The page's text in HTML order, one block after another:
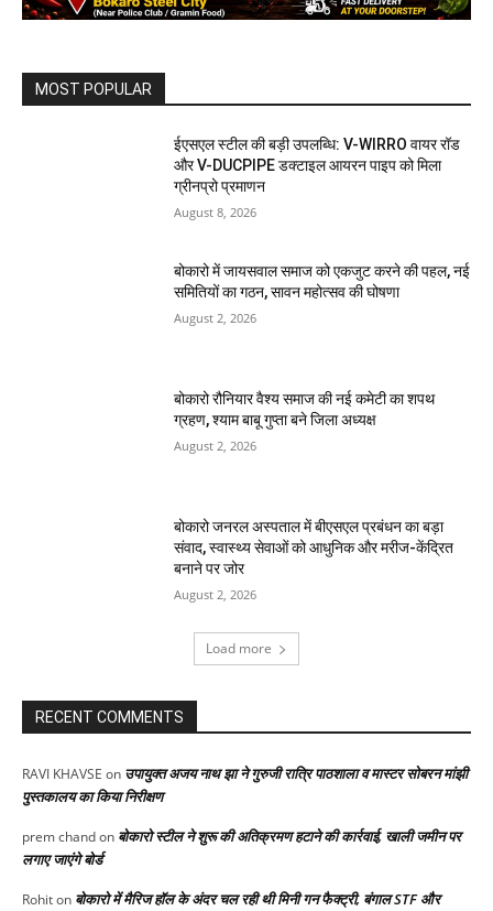
MOST POPULAR
ईएसएल स्टील की बड़ी उपलब्धि: V-WIRRO वायर रॉड
और V-DUCPIPE डक्टाइल आयरन पाइप को मिला
ग्रीनप्रो प्रमाणन
August 8, 2026
बोकारो में जायसवाल समाज को एकजुट करने की पहल, नई
समितियों का गठन, सावन महोत्सव की घोषणा
August 2, 2026
बोकारो रौनियार वैश्य समाज की नई कमेटी का शपथ
ग्रहण, श्याम बाबू गुप्ता बने जिला अध्यक्ष
August 2, 2026
बोकारो जनरल अस्पताल में बीएसएल प्रबंधन का बड़ा
संवाद, स्वास्थ्य सेवाओं को आधुनिक और मरीज-केंद्रित
बनाने पर जोर
August 2, 2026
Load more
RECENT COMMENTS
RAVI KHAVSE on उपायुक्त अजय नाथ झा ने गुरुजी रात्रि पाठशाला व मास्टर सोबरन मांझी
पुस्तकालय का किया निरीक्षण
prem chandon बोकारो स्टील ने शुरू की अतिक्रमण हटाने की कार्रवाई, खाली जमीन पर
लगाए जाएंगे बोर्ड
Rohiton बोकारो में मैरिज हॉल के अंदर चल रही थी मिनी गन फैक्ट्री, बंगाल STF और